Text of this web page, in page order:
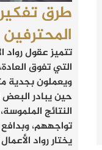
طرق تفكير
المحترفين
تتميز عقول رواد
التي تفوق
ويعملون بجدية
حين يبادر
النتائج
تواجههم، وبدافع
يختار رواد